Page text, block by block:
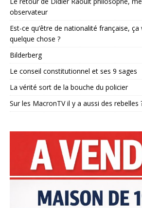
observateur
Est-ce qu’être de nationalité française,
quelque chose ?
Bilderberg
Le conseil constitutionnel et ses 9 sages
La vérité sort de la bouche du policier
Sur les MacronTV il y a aussi des rebelles